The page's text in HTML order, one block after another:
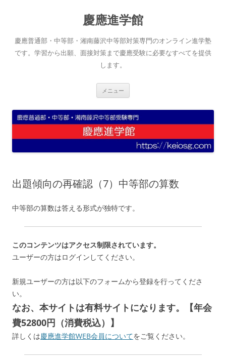
へ
ス
キ
慶應進学館
慶應普通部・中等部・湘南藤沢中等部対策専門のオンライン進学塾
です。学習から出願、面接対策まで慶應受験に必要なすべてを提供
します。
メニュー
出題傾向の再確認（7）中等部の算数
中等部の算数は答える形式が独特です。
このコンテンツはアクセス制限されています。
ユーザーの方はログインしてください。
新規ユーザーの方は以下のフォームから登録を行ってくださ
い。
なお、本サイトは有料サイトになります。【年会
費52800円（消費税込）】
詳しくは慶應進学館WEB会員についてをご覧ください。